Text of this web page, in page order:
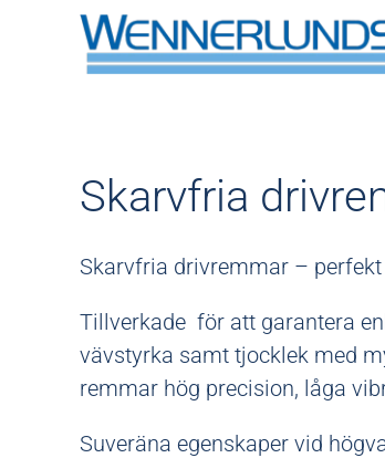
Skarvfria
Skarvfria drivremmar –
Tillverkade för att garantera
vävstyrka samt tjocklek med
remmar hög precision, låga
Suveräna egenskaper vid